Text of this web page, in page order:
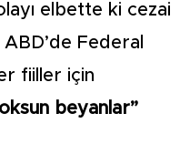
elbette ki cezai
Federal
fiiller için
beyanlar”